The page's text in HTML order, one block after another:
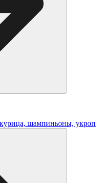
шампиньоны, укроп